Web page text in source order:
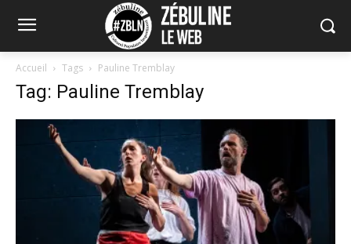
Accueil Tags Pauline Tremblay
Tag: Pauline Tremblay